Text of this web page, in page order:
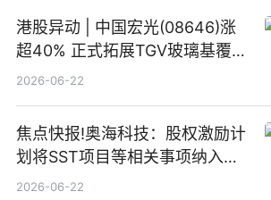
港股异动 | 中国宏光(08646)涨
超40% 正式拓展TGV玻璃基覆铜
板新材料业务
2026-06-22
焦点快报!奥海科技：股权激励计
划将SST项目等相关事项纳入专
项业务发展考核指标
2026-06-22